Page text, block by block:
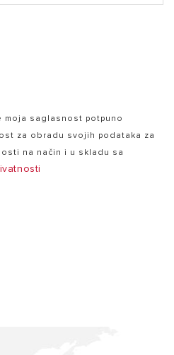
saglasnost potpuno
za obradu svojih podataka za
na način i u skladu sa